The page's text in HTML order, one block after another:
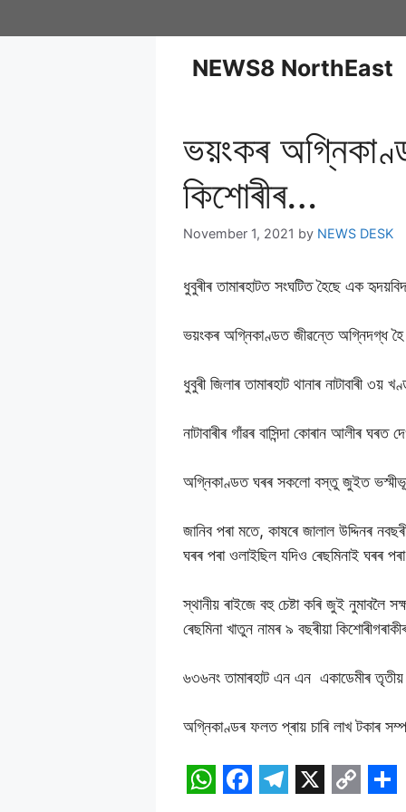
NEWS8 NorthEast
ভয়ংকৰ
কিশোৰীৰ…
November 1, 2021 by NEWS DESK
ধুবুৰীৰ তামাৰহাটত সংঘটিত হৈছে এক
ভয়ংকৰ অগ্নিকাণ্ডত জীৱন্তে অগ্নিদগ্ধ
ধুবুৰী জিলাৰ তামাৰহাট থানাৰ নাটাবাৰী
নাটাবাৰীৰ গাঁৱৰ বাসিন্দা কোৰান আলীৰ
অগ্নিকাণ্ডত ঘৰৰ সকলো বস্তু জুইত
জানিব পৰা মতে, কাষৰে জালাল উদ্দিনৰ
ঘৰৰ পৰা ওলাইছিল যদিও ৰেছমিনাই ঘৰৰ
স্থানীয় ৰাইজে বহু চেষ্টা কৰি জুই
ৰেছমিনা খাতুন নামৰ ৯ বছৰীয়া
৬৩৬নং তামাৰহাট এন এন একাডেমীৰ তৃতীয়
অগ্নিকাণ্ডৰ ফলত প্ৰায় চাৰি লাখ টকাৰ